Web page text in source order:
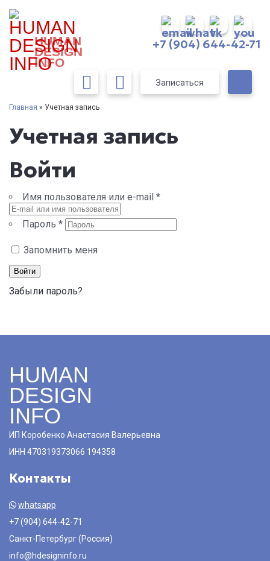
HUMAN
DESIGN
INFO
+7 (904) 644-42-71
Записаться
Главная » Учетная запись
Учетная запись
Войти
Имя пользователя или e-mail *
Пароль *
Запомнить меня
Войти
Забыли пароль?
HUMAN
DESIGN
INFO
ИП Коробенко Анастасия Валерьевна
ИНН 470319373066 194358
Контакты
whatsapp
+7 (904) 644-42-71
Санкт-Петербург (Россия)
info@hdesigninfo.ru